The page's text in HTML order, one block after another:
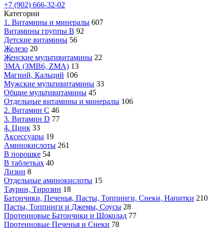
+7 (902) 666-32-02
Категории
1. Витамины и минералы 607
Витамины группы В 92
Детские витамины 56
Железо 20
Женские мультивитамины 22
ЗМА (ЗМВ6, ZMA) 13
Магний, Кальций 106
Мужские мультивитамины 33
Общие мультивитамины 45
Отдельные витамины и минералы 106
2. Витамин С 46
3. Витамин D 77
4. Цинк 33
Аксессуары 19
Аминокислоты 261
В порошке 54
В таблетках 40
Лизин 8
Отдельные аминокислоты 15
Таурин, Тирозин 18
Батончики, Печенья, Пасты, Топпинги, Снеки, Напитки 210
Пасты, Топпинги и Джемы, Соусы 28
Протеиновые Батончики и Шоколад 77
Протеиновые Печенья и Снеки 78